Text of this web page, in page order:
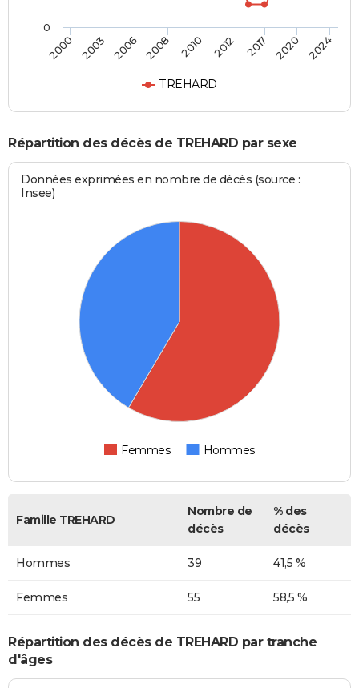
TREHARD
2000 2003 2006 2008 2010 2012 2017 2020 2024
0
Répartition des décès de TREHARD par sexe
Données exprimées en nombre de décès (source :
Insee)
Femmes Hommes
Famille TREHARD
Nombre de
décès
% des
décès
Hommes 39 41,5 %
Femmes 55 58,5 %
Répartition des décès de TREHARD par tranche
d'âges